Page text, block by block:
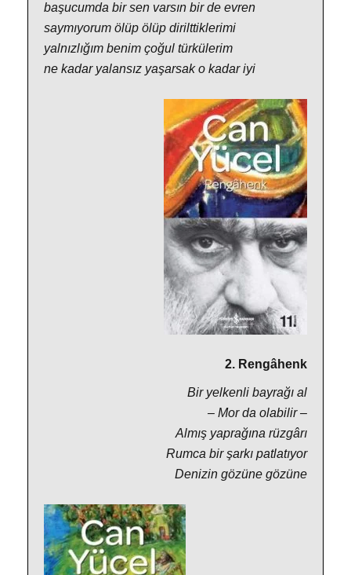
başucumda bir sen varsın bir de evren
saymıyorum ölüp ölüp dirilttiklerimi
yalnızlığım benim çoğul türkülerim
ne kadar yalansız yaşarsak o kadar iyi
2. Rengâhenk
Bir yelkenli bayrağı al
– Mor da olabilir –
Almış yaprağına rüzgârı
Rumca bir şarkı patlatıyor
Denizin gözüne gözüne